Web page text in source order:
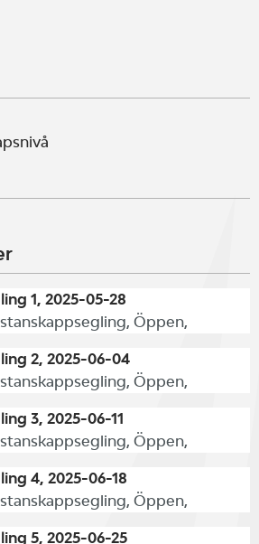
1, 2025-05-28
Öppen,
2, 2025-06-04
Öppen,
3, 2025-06-11
Öppen,
4, 2025-06-18
Öppen,
5, 2025-06-25